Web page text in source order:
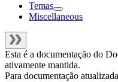
Temas
Miscellaneous
Esta é a documentação do
ativamente mantida.
Para documentação